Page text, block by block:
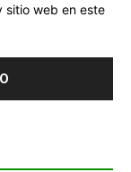
sitio web en este